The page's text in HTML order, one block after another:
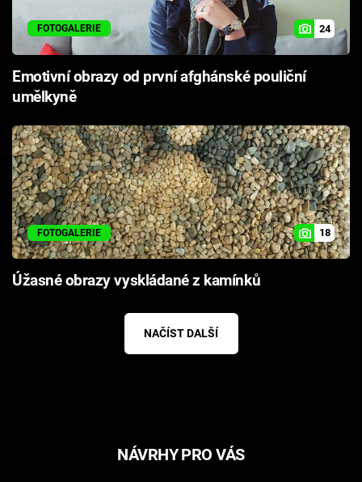
FOTOGALERIE 24
Emotivní obrazy od první afghánské pouliční
umělkyně
FOTOGALERIE 18
Úžasné obrazy vyskládané z kamínků
NAČÍST DALŠÍ
NÁVRHY PRO VÁS